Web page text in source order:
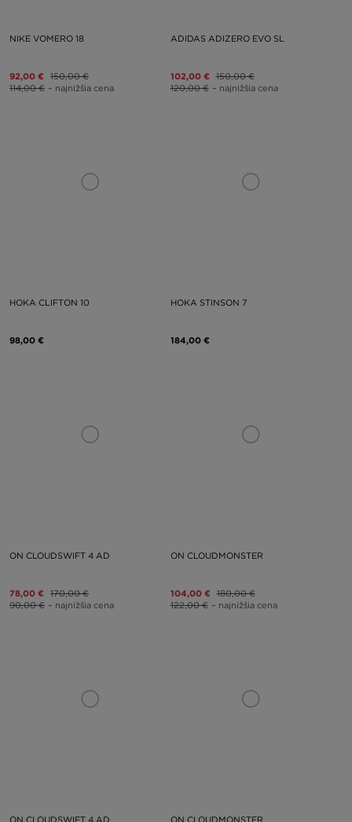
NIKE VOMERO 18
92,00 € 150,00 €
114,00 € – najnižšia cena
ADIDAS ADIZERO EVO SL
102,00 € 150,00 €
120,00 € – najnižšia cena
HOKA CLIFTON 10
98,00 €
HOKA STINSON 7
184,00 €
ON CLOUDSWIFT 4 AD
78,00 € 170,00 €
90,00 € – najnižšia cena
ON CLOUDMONSTER
104,00 € 180,00 €
122,00 € – najnižšia cena
ON CLOUDSWIFT 4 AD ON CLOUDMONSTER